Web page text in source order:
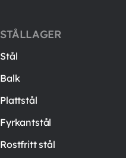
STÅLLAGER
Stål
Balk
Plattstål
Fyrkantstål
Rostfritt stål